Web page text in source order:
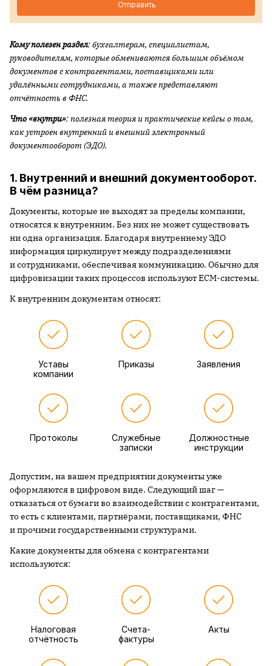
Отправить
Кому полезен раздел: бухгалтерам, специалистам,
руководителям, которые обмениваются большим объёмом
документов с контрагентами, поставщиками или
удалёнными сотрудниками, а также представляют
отчётность в ФНС.
Что «внутри»: полезная теория и практические кейсы о том,
как устроен внутренний и внешний электронный
документооборот (ЭДО).
1. Внутренний и внешний документооборот.
В чём разница?
Документы, которые не выходят за пределы компании,
относятся к внутренним. Без них не может существовать
ни одна организация. Благодаря внутреннему ЭДО
информация циркулирует между подразделениями
и сотрудниками, обеспечивая коммуникацию. Обычно для
цифровизации таких процессов используют ECM-системы.
К внутренним документам относят:
Уставы
компании
Приказы Заявления
Протоколы
Служебные
записки
Должностные
инструкции
Допустим, на вашем предприятии документы уже
оформляются в цифровом виде. Следующий шаг —
отказаться от бумаги во взаимодействии с контрагентами,
то есть с клиентами, партнёрами, поставщиками, ФНС
и прочими государственными структурами.
Какие документы для обмена с контрагентами
используются:
Налоговая
отчётность
Счета-
фактуры
Акты